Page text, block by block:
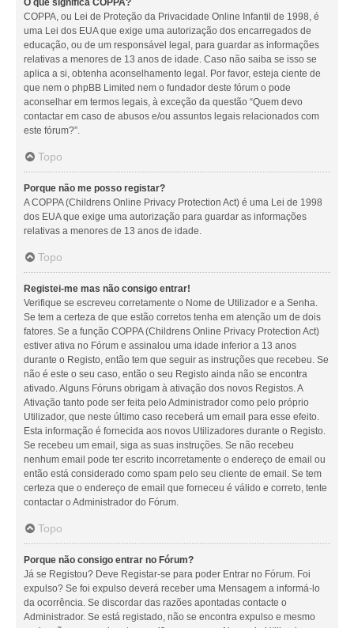
O que significa COPPA?
COPPA, ou Lei de Proteção da Privacidade Online Infantil de 1998, é
uma Lei dos EUA que exige uma autorização dos encarregados de
educação, ou de um responsável legal, para guardar as informações
relativas a menores de 13 anos de idade. Caso não saiba se isso se
aplica a si, obtenha aconselhamento legal. Por favor, esteja ciente de
que nem o phpBB Limited nem o fundador deste fórum o pode
aconselhar em termos legais, à exceção da questão “Quem devo
contactar em caso de abusos e/ou assuntos legais relacionados com
este fórum?”.
Topo
Porque não me posso registar?
A COPPA (Childrens Online Privacy Protection Act) é uma Lei de 1998
dos EUA que exige uma autorização para guardar as informações
relativas a menores de 13 anos de idade.
Topo
Registei-me mas não consigo entrar!
Verifique se escreveu corretamente o Nome de Utilizador e a Senha.
Se tem a certeza de que estão corretos tenha em atenção um de dois
fatores. Se a função COPPA (Childrens Online Privacy Protection Act)
estiver ativa no Fórum e assinalou uma idade inferior a 13 anos
durante o Registo, então tem que seguir as instruções que recebeu. Se
não é este o seu caso, então o seu Registo ainda não se encontra
ativado. Alguns Fóruns obrigam à ativação dos novos Registos. A
Ativação tanto pode ser feita pelo Administrador como pelo próprio
Utilizador, que neste último caso receberá um email para esse efeito.
Esta informação é fornecida aos novos Utilizadores durante o Registo.
Se recebeu um email, siga as suas instruções. Se não recebeu
nenhum email pode ter escrito incorretamente o endereço de email ou
então está considerado como spam pelo seu cliente de email. Se tem
certeza que o endereço de email que forneceu é válido e correto, tente
contactar o Administrador do Fórum.
Topo
Porque não consigo entrar no Fórum?
Já se Registou? Deve Registar-se para poder Entrar no Fórum. Foi
expulso? Se foi expulso deverá receber uma Mensagem a informá-lo
da ocorrência. Se discordar das razões apontadas contacte o
Administrador. Se está registado, não se encontra expulso e mesmo